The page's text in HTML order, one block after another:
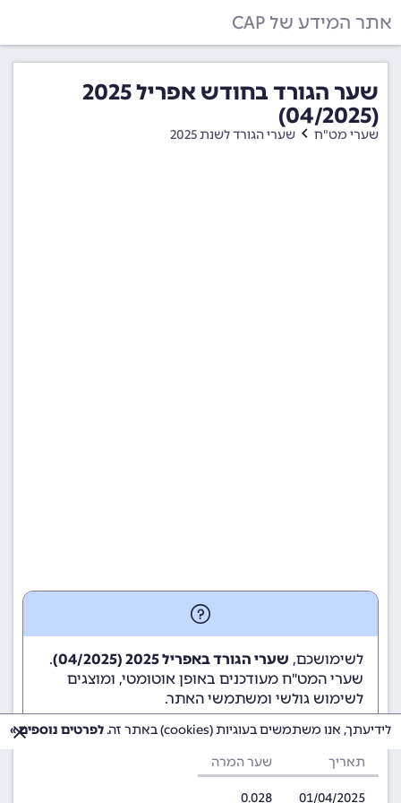
אתר המידע של CAP
שער הגורד בחודש אפריל 2025
(04/2025)
שערי מט"ח שערי הגורד לשנת 2025
לשימושכם, שערי הגורד באפריל 2025 (04/2025)
.
שערי המט"ח מעודכנים באופן אוטומטי, ומוצגים
לשימוש גולשי ומשתמשי האתר.
תאריך שער המרה
01/04/2025
0.028
לידיעתך, אנו משתמשים בעוגיות (cookies) באתר זה. לפרטים נוספים »